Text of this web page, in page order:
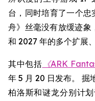
台，同时培育了一个忠
舟》丝毫没有放缓迹
和 2027 年的多个扩展
其中包括 《ARK
年 5 月 20 日发布。 掘
柏洛斯和谜龙分别计